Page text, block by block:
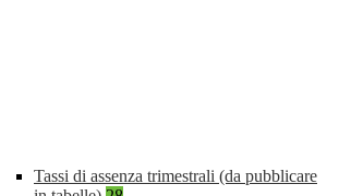
Tassi di assenza trimestrali (da pubblicare